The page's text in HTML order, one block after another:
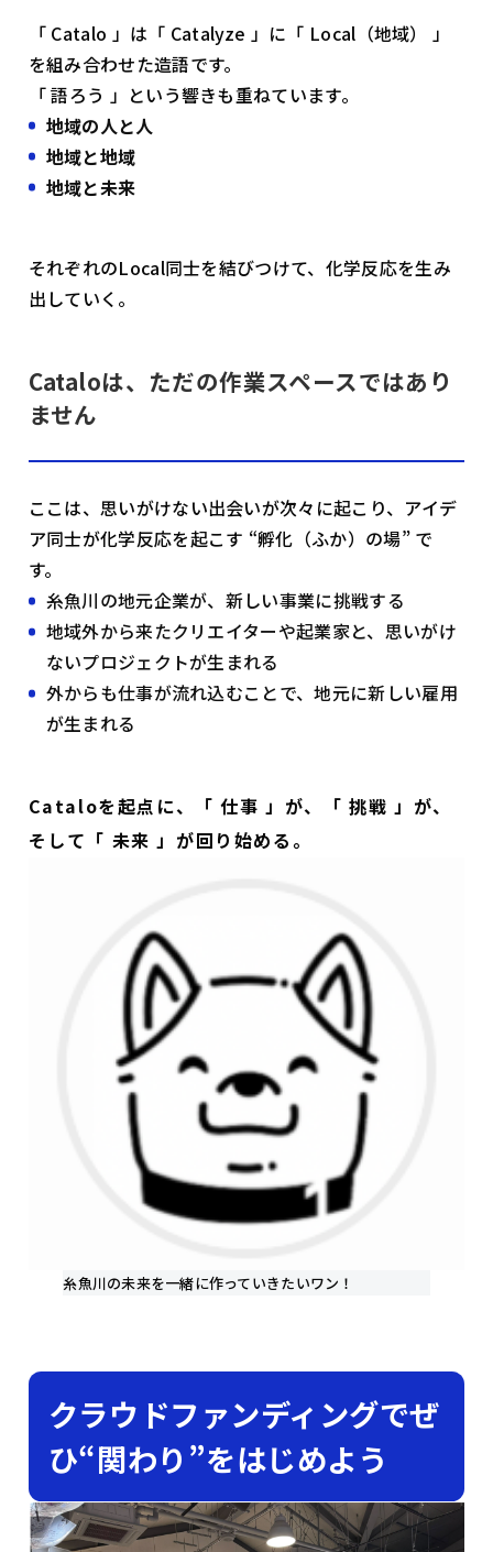
「 Catalo 」は「 Catalyze 」に「 Local（地域） 」
を組み合わせた造語です。
「 語ろう 」という響きも重ねています。
地域の人と人
地域と地域
地域と未来
それぞれのLocal同士を結びつけて、化学反応を生み
出していく。
Cataloは、ただの作業スペースではあり
ません
ここは、思いがけない出会いが次々に起こり、アイデ
ア同士が化学反応を起こす “孵化（ふか）の場” で
す。
糸魚川の地元企業が、新しい事業に挑戦する
地域外から来たクリエイターや起業家と、思いがけ
ないプロジェクトが生まれる
外からも仕事が流れ込むことで、地元に新しい雇用
が生まれる
Cataloを起点に、「 仕事 」が、「 挑戦 」が、
そして「 未来 」が回り始める。
糸魚川の未来を一緒に作っていきたいワン！
クラウドファンディングでぜ
ひ“関わり”をはじめよう